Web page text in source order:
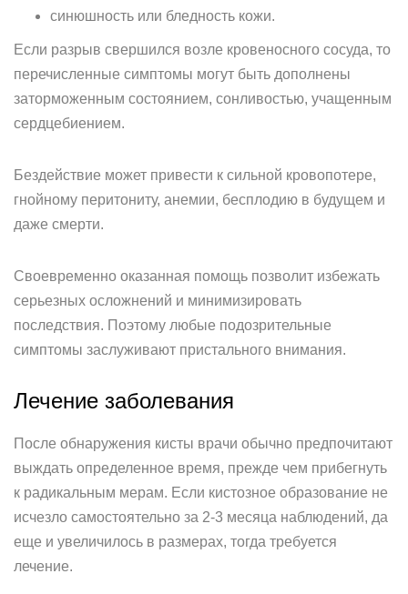
синюшность или бледность кожи.
Если разрыв свершился возле кровеносного сосуда, то
перечисленные симптомы могут быть дополнены
заторможенным состоянием, сонливостью, учащенным
сердцебиением.
Бездействие может привести к сильной кровопотере,
гнойному перитониту, анемии, бесплодию в будущем и
даже смерти.
Своевременно оказанная помощь позволит избежать
серьезных осложнений и минимизировать
последствия. Поэтому любые подозрительные
симптомы заслуживают пристального внимания.
Лечение заболевания
После обнаружения кисты врачи обычно предпочитают
выждать определенное время, прежде чем прибегнуть
к радикальным мерам. Если кистозное образование не
исчезло самостоятельно за 2-3 месяца наблюдений, да
еще и увеличилось в размерах, тогда требуется
лечение.